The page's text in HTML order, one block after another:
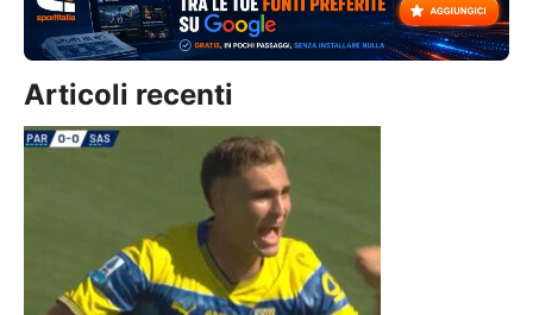
Articoli recenti